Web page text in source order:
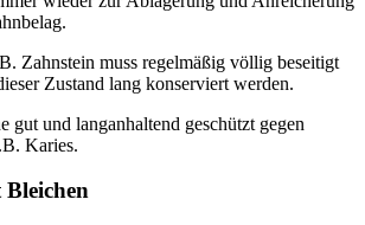
Zahnstein muss regelmäßig völlig beseitigt
Zustand lang konserviert werden.
gut und langanhaltend geschützt gegen
Karies.